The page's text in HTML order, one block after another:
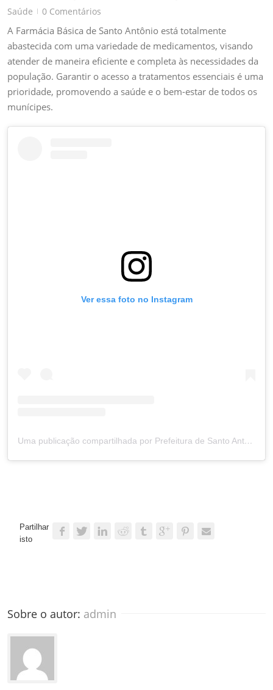
Saúde
| 0 Comentários
A Farmácia Básica de Santo Antônio está totalmente
abastecida com uma variedade de medicamentos, visando
atender de maneira eficiente e completa às necessidades da
população. Garantir o acesso a tratamentos essenciais é uma
prioridade, promovendo a saúde e o bem-estar de todos os
munícipes.
Ver essa foto no Instagram
Uma publicação compartilhada por Prefeitura de Santo Antônio (@prefsantoantonio)
Partilhar
isto
Sobre o autor: admin